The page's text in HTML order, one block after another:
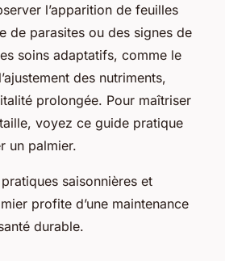
l’apparition de feuilles
de parasites ou des signes de
soins adaptatifs, comme le
des nutriments,
prolongée. Pour maîtriser
voyez ce guide pratique
un palmier.
saisonnières et
profite d’une maintenance
durable.